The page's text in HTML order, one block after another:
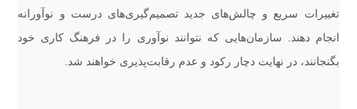
تغییرات سریع و چالش‌های جدید تصمیم‌گیری‌های درست و نوآورانه
انجام دهند. سازمان‌هایی که نتوانند نوآوری را در فرهنگ کاری خود
بگنجانند، در نهایت دچار رکود و عدم رقابت‌پذیری خواهند شد.